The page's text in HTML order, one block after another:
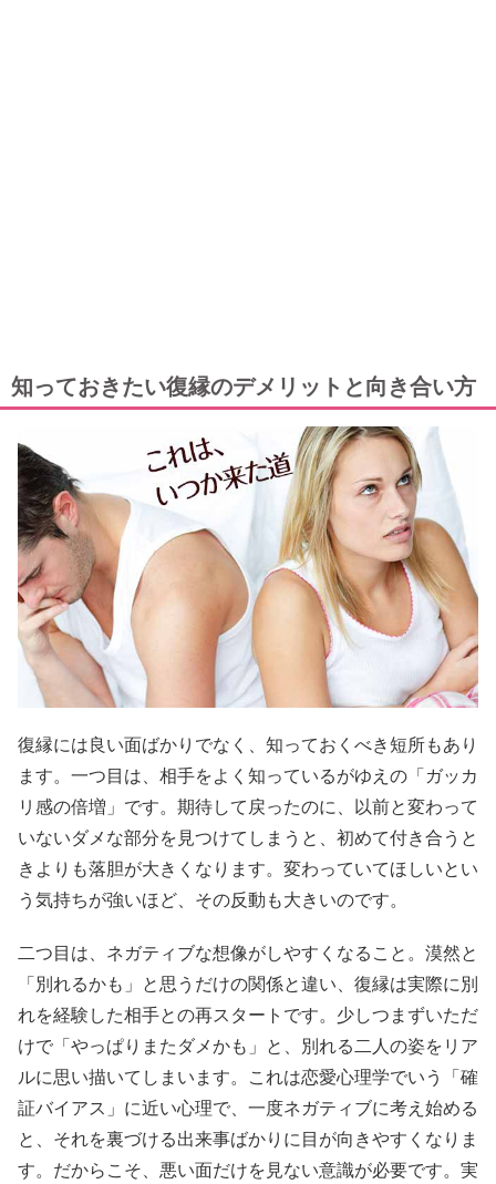
知っておきたい復縁のデメリットと向き合い方
復縁には良い面ばかりでなく、知っておくべき短所もあり
ます。一つ目は、相手をよく知っているがゆえの「ガッカ
リ感の倍増」です。期待して戻ったのに、以前と変わって
いないダメな部分を見つけてしまうと、初めて付き合うと
きよりも落胆が大きくなります。変わっていてほしいとい
う気持ちが強いほど、その反動も大きいのです。
二つ目は、ネガティブな想像がしやすくなること。漠然と
「別れるかも」と思うだけの関係と違い、復縁は実際に別
れを経験した相手との再スタートです。少しつまずいただ
けで「やっぱりまたダメかも」と、別れる二人の姿をリア
ルに思い描いてしまいます。これは恋愛心理学でいう「確
証バイアス」に近い心理で、一度ネガティブに考え始める
と、それを裏づける出来事ばかりに目が向きやすくなりま
す。だからこそ、悪い面だけを見ない意識が必要です。実